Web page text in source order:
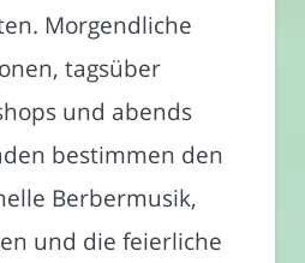
Morgendliche
tagsüber
und abends
bestimmen den
Berbermusik,
und die feierliche